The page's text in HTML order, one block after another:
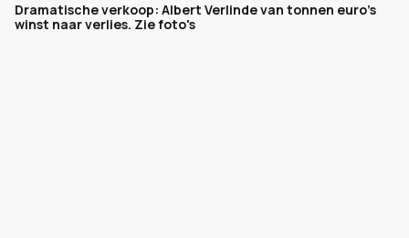
Dramatische verkoop: Albert Verlinde van tonnen euro's
winst naar verlies. Zie foto's